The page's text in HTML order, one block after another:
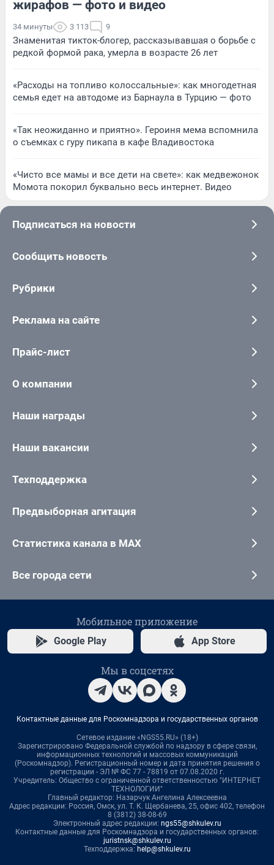
жирафов — фото и видео
34 минуты 3 113 9
Знаменитая тикток-блогер, рассказывавшая о борьбе с
редкой формой рака, умерла в возрасте 26 лет
«Расходы на топливо колоссальные»: как многодетная
семья едет на автодоме из Барнаула в Турцию — фото
«Так неожиданно и приятно». Героиня мема вспомнила
о съемках с гуру пикапа в кафе Владивостока
«Чисто все мамы и все дети на свете»: как медвежонок
Момота покорил буквально весь интернет. Видео
Подписаться на новости
Сообщить новость
Рубрики
Реклама на сайте
Прайс-лист
О компании
Наши награды
Наши вакансии
Техподдержка
Предвыборная агитация
Статистика канала в MAX
Все города сети
Мобильное приложение
Google Play App Store
Мы в соцсетях
Контактные данные для Роскомнадзора и государственных органов
Сетевое издание «NGS55.RU» (18+)
Зарегистрировано Федеральной службой по надзору в сфере связи,
информационных технологий и массовых коммуникаций
(Роскомнадзор). Регистрационный номер и дата принятия решения о
регистрации - ЭЛ № ФС 77 - 78819 от 07.08.2020 г.
Учредитель: Общество с ограниченной ответственностью "ИНТЕРНЕТ
ТЕХНОЛОГИИ"
Главный редактор: Назарчук Ангелина Алексеевна
Адрес редакции: Россия, Омск, ул. Т. К. Щербанева, 25, офис 402, телефон
8 (3812) 38-08-69
Электронный адрес редакции: ngs55@shkulev.ru
Контактные данные для Роскомнадзора и государственных органов:
juristnsk@shkulev.ru
Техподдержка: help@shkulev.ru